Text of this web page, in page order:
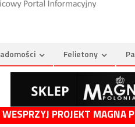
Felietony
WESPRZYJ PROJEKT MAGNA